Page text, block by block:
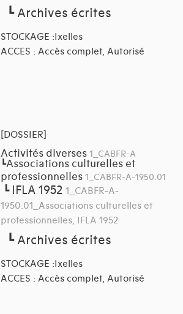
┗Archives écrites
STOCKAGE :Ixelles
ACCES : Accès complet, Autorisé
[DOSSIER]
Activités diverses 1_CABFR-A
┗Associations culturelles et
professionnelles 1_CABFR-A-1950.01
┗ IFLA 1952 1_CABFR-A-
1950.01_Associations culturelles et
professionnelles, IFLA 1952
┗Archives écrites
STOCKAGE :Ixelles
ACCES : Accès complet, Autorisé